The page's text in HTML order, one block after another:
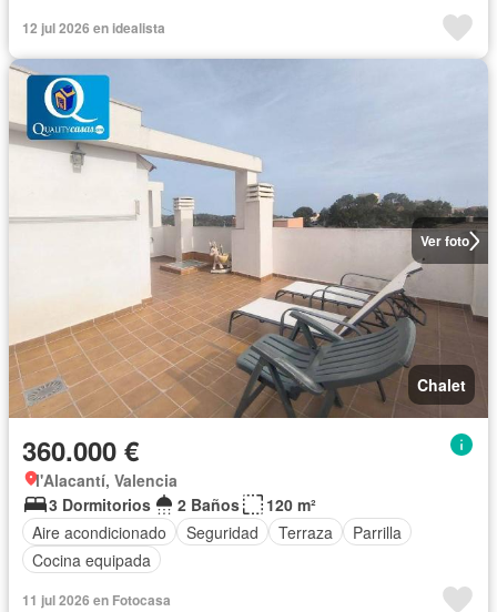
12 jul 2026 en idealista
Ver foto
Chalet
360.000 €
l'Alacantí, Valencia
3 Dormitorios
2 Baños
120 m²
Aire acondicionado
Seguridad Terraza
Parrilla
Cocina equipada
11 jul 2026 en Fotocasa